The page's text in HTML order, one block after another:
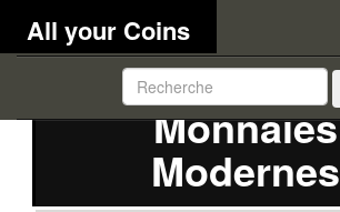
All your Coins
Monnaies
Modernes